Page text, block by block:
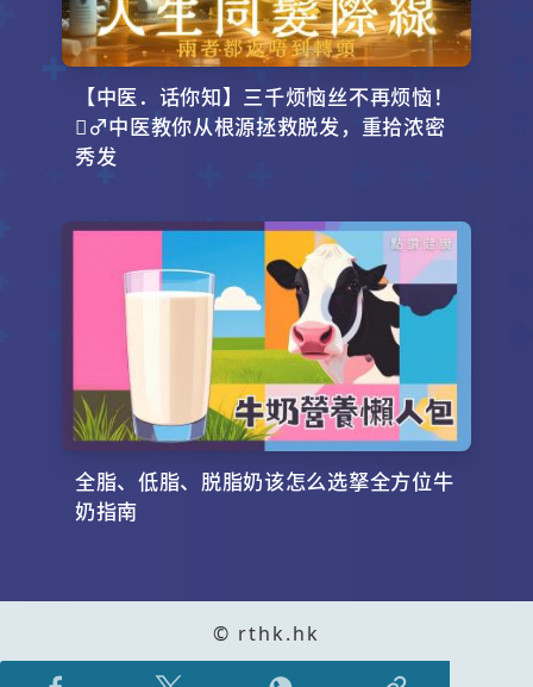
【中医．话你知】三千烦恼丝不再烦恼！
‍♂️中医教你从根源拯救脱发，重拾浓密
秀发
全脂、低脂、脱脂奶该怎么选拏全方位牛
奶指南
© rthk.hk